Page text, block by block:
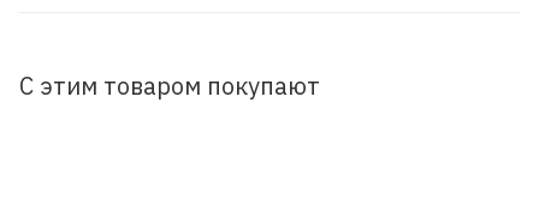
С этим товаром покупают